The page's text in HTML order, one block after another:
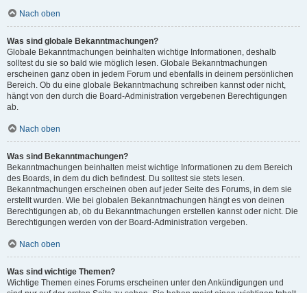
Nach oben
Was sind globale Bekanntmachungen?
Globale Bekanntmachungen beinhalten wichtige Informationen, deshalb
solltest du sie so bald wie möglich lesen. Globale Bekanntmachungen
erscheinen ganz oben in jedem Forum und ebenfalls in deinem persönlichen
Bereich. Ob du eine globale Bekanntmachung schreiben kannst oder nicht,
hängt von den durch die Board-Administration vergebenen Berechtigungen
ab.
Nach oben
Was sind Bekanntmachungen?
Bekanntmachungen beinhalten meist wichtige Informationen zu dem Bereich
des Boards, in dem du dich befindest. Du solltest sie stets lesen.
Bekanntmachungen erscheinen oben auf jeder Seite des Forums, in dem sie
erstellt wurden. Wie bei globalen Bekanntmachungen hängt es von deinen
Berechtigungen ab, ob du Bekanntmachungen erstellen kannst oder nicht. Die
Berechtigungen werden von der Board-Administration vergeben.
Nach oben
Was sind wichtige Themen?
Wichtige Themen eines Forums erscheinen unter den Ankündigungen und